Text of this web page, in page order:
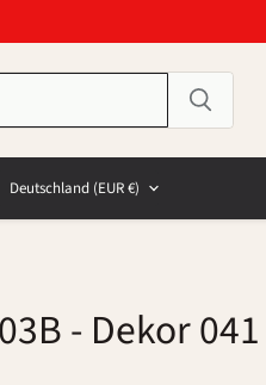
Deutschland (EUR €)
- Dekor 041